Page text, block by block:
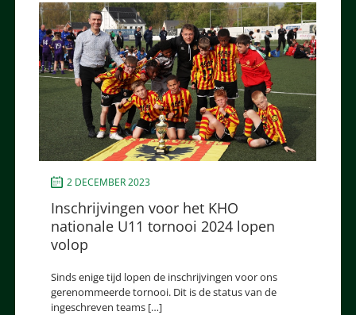
2 DECEMBER 2023
Inschrijvingen voor het KHO
nationale U11 tornooi 2024 lopen
volop
Sinds enige tijd lopen de inschrijvingen voor ons
gerenommeerde tornooi. Dit is de status van de
ingeschreven teams […]